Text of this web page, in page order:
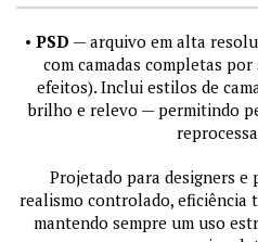
• PSD — arquivo em alta
com camadas completas
efeitos). Inclui estilos de
brilho e relevo — permitindo
Projetado para designers e
realismo controlado, eficiência
mantendo sempre um uso